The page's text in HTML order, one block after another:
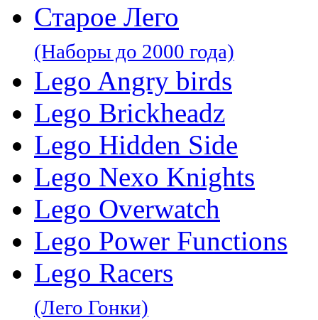
Старое Лего
(Наборы до 2000 года)
Lego Angry birds
Lego Brickheadz
Lego Hidden Side
Lego Nexo Knights
Lego Overwatch
Lego Power Functions
Lego Racers
(Лего Гонки)